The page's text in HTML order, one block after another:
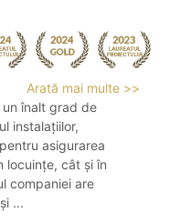
Arată mai multe >>
înalt grad de
instalațiilor,
asigurarea
locuințe, cât și în
companiei are
...